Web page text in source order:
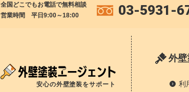
全国どこでもお電話で無料相談
営業時間 平日9:00～18:00
03-5931-
安心の外壁塗装をサポート
外壁
利